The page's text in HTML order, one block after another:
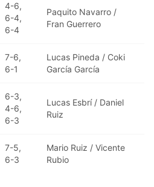
4-6,
6-4,
6-4
Paquito Navarro /
Fran Guerrero
7-6,
6-1
Lucas Pineda / Coki
García García
6-3,
4-6,
6-3
Lucas Esbrí / Daniel
Ruiz
7-5,
6-3
Mario Ruiz / Vicente
Rubio